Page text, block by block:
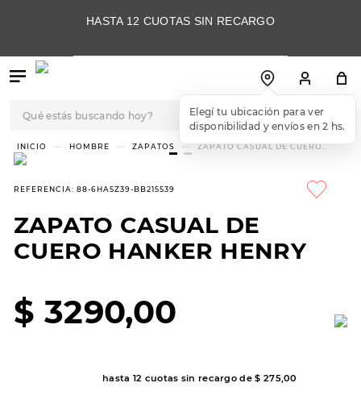
HASTA 12 CUOTAS SIN RECARGO
Elegí tu ubicación para ver
disponibilidad y envíos en 2 hs.
HOMBRE ZAPATOS
ZAPATO CASUAL DE CUERO
REFERENCIA: 88-6HA5Z39-BB215539
ZAPATO CASUAL DE
CUERO HANKER HENRY
$ 3290,00
hasta 12 cuotas sin recargo de$ 275,00
TÉRMINOS MÁS
BUSCADOS
3.
skechers slip-ins
8.
sandalias